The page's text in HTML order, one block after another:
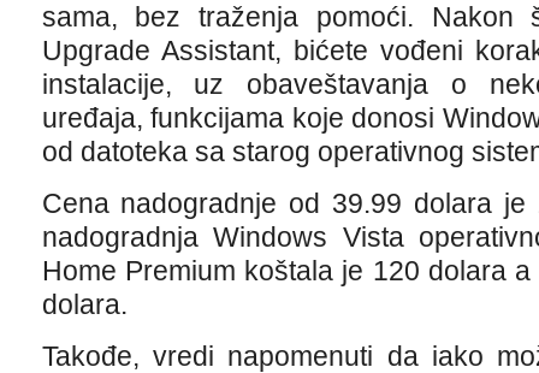
sama, bez traženja pomoći. Nakon
Upgrade Assistant, bićete vođeni
instalacije, uz obaveštavanja o
uređaja, funkcijama koje donosi
od datoteka sa starog operativnog
Cena nadogradnje od 39.99 dolara
nadogradnja Windows Vista
Home Premium koštala je 120 dolara
dolara.
Takođe, vredi napomenuti da iako